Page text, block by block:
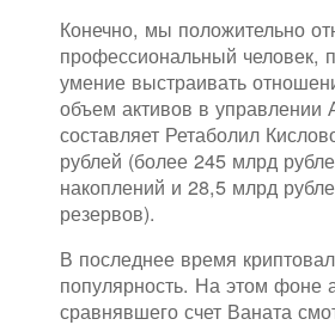
Конечно, мы положительно
профессиональный человек,
умение выстраивать
объем активов в управлении
составляет Ретаболил
рублей (более 245 млрд
накоплений и 28,5 млрд
резервов).
В последнее время
популярность. На этом фоне
сравнявшего счет Ваната